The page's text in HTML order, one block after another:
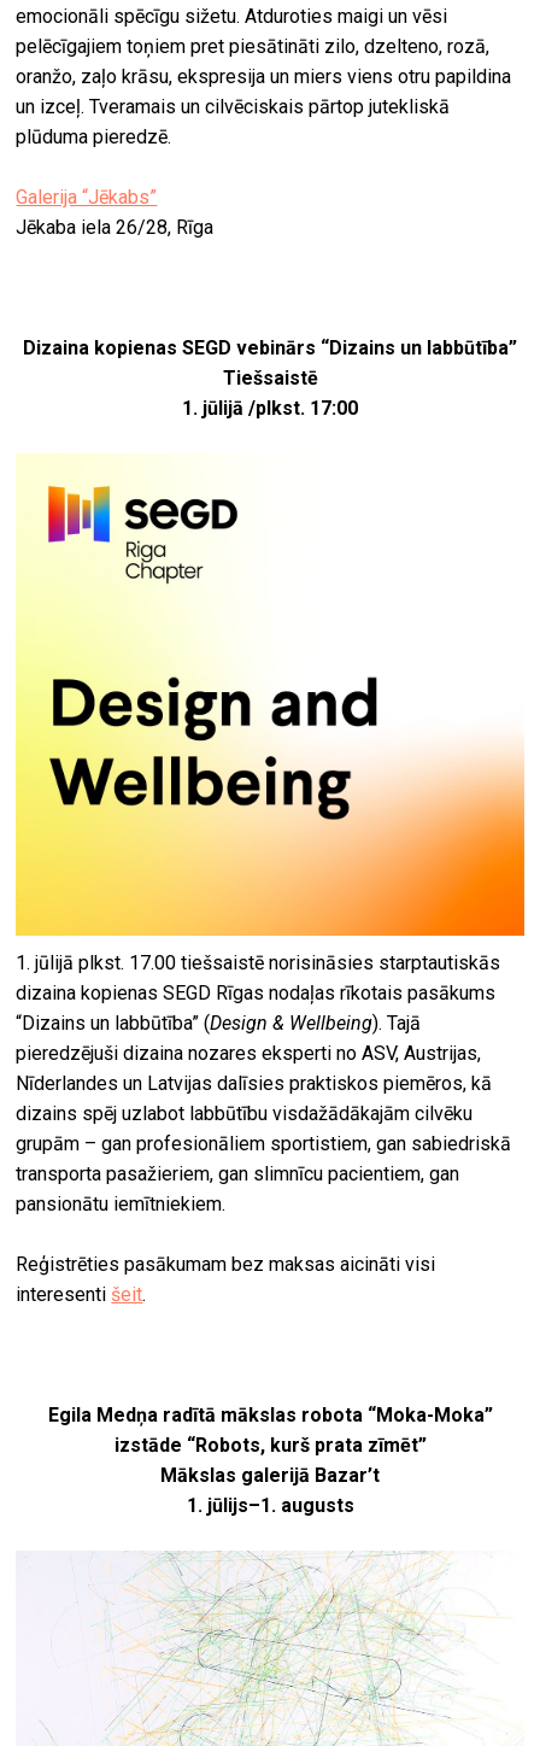
emocionāli spēcīgu sižetu. Atduroties maigi un vēsi
pelēcīgajiem toņiem pret piesātināti zilo, dzelteno, rozā,
oranžo, zaļo krāsu, ekspresija un miers viens otru papildina
un izceļ. Tveramais un cilvēciskais pārtop jutekliskā
plūduma pieredzē.
Galerija “Jēkabs”
Jēkaba iela 26/28, Rīga
Dizaina kopienas SEGD vebinārs “Dizains un labbūtība”
Tiešsaistē
1. jūlijā /plkst. 17:00
1. jūlijā plkst. 17.00 tiešsaistē norisināsies starptautiskās
dizaina kopienas SEGD Rīgas nodaļas rīkotais pasākums
“Dizains un labbūtība” (Design & Wellbeing). Tajā
pieredzējuši dizaina nozares eksperti no ASV, Austrijas,
Nīderlandes un Latvijas dalīsies praktiskos piemēros, kā
dizains spēj uzlabot labbūtību visdažādākajām cilvēku
grupām – gan profesionāliem sportistiem, gan sabiedriskā
transporta pasažieriem, gan slimnīcu pacientiem, gan
pansionātu iemītniekiem.
Reģistrēties pasākumam bez maksas aicināti visi
interesenti šeit.
Egila Medņa radītā mākslas robota “Moka-Moka”
izstāde “Robots, kurš prata zīmēt”
Mākslas galerijā Bazar’t
1. jūlijs–1. augusts